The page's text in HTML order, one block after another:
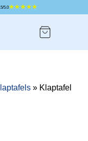
een gemiddelde van 4.5/5.0
» Klaptafel